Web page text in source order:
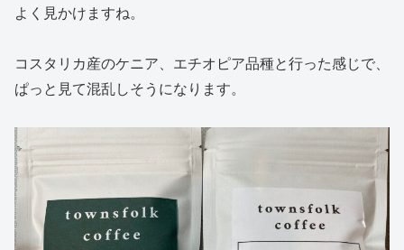
よく見かけますね。
コスタリカ産のケニア、エチオピア品種と行った感じで、
ぱっと見て混乱しそうになります。